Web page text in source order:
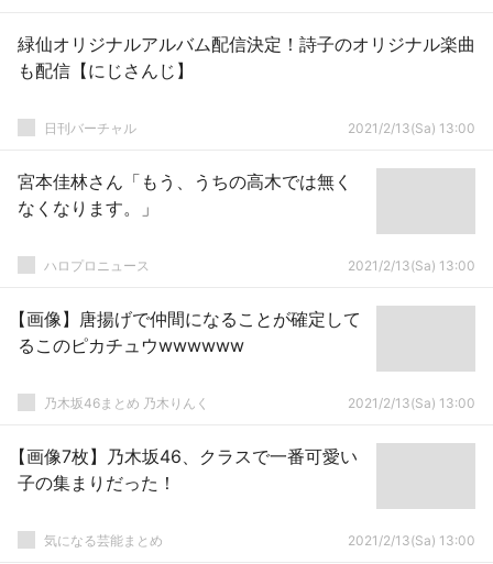
緑仙オリジナルアルバム配信決定！詩子のオリジナル楽曲
も配信【にじさんじ】
日刊バーチャル 2021/2/13(Sa) 13:00
宮本佳林さん「もう、うちの高木では無く
なくなります。」
ハロプロニュース 2021/2/13(Sa) 13:00
【画像】唐揚げで仲間になることが確定して
るこのピカチュウwwwwww
乃木坂46まとめ 乃木りんく 2021/2/13(Sa) 13:00
【画像7枚】乃木坂46、クラスで一番可愛い
子の集まりだった！
気になる芸能まとめ 2021/2/13(Sa) 13:00